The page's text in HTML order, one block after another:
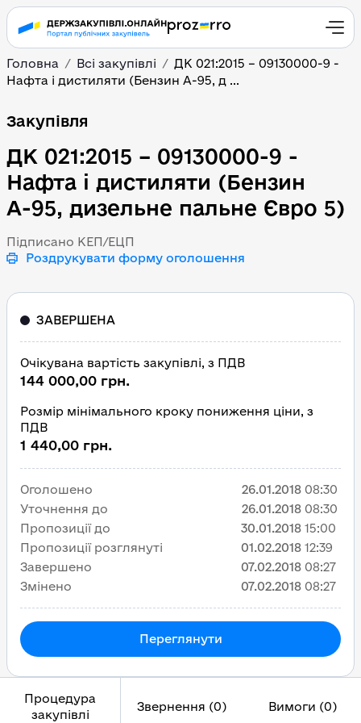
Головна Всі закупівлі
ДК 021:2015 – 09130000-9 -
Нафта і дистиляти (Бензин А-95, д ...
ДК 021:2015 –
Закупівля
ДК 021:2015 – 09130000-9 -
Нафта і дистиляти (Бензин
А-95, дизельне пальне Євро 5)
Підписано КЕП/ЕЦП
Роздрукувати форму оголошення
Процедура
закупівлі
Звернення (0) Вимоги (0)
ЗАВЕРШЕНА
Очікувана вартість закупівлі, з ПДВ
144 000,00 грн.
Розмір мінімального кроку пониження ціни, з
ПДВ
1 440,00 грн.
Оголошено 26.01.2018 08:30
Уточнення до
26.01.2018 08:30
Пропозиції до
30.01.2018 15:00
Пропозиції розглянуті
01.02.2018 12:39
Завершено
07.02.2018 08:27
Змінено
07.02.2018 08:27
Переглянути